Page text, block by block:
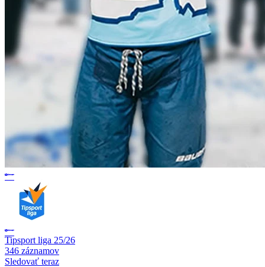
Tipsport liga 25/26
346 záznamov
Sledovať teraz